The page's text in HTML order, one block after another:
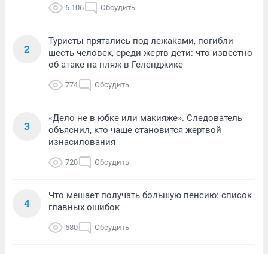
6 106 Обсудить
2
Туристы прятались под лежаками, погибли
шесть человек, среди жертв дети: что известно
об атаке на пляж в Геленджике
774 Обсудить
3
«Дело не в юбке или макияже». Следователь
объяснил, кто чаще становится жертвой
изнасилования
720 Обсудить
4
Что мешает получать большую пенсию: список
главных ошибок
580 Обсудить